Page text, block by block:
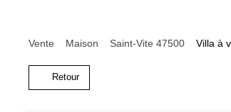
Vente Maison Saint-Vite 47500 Villa à
Retour